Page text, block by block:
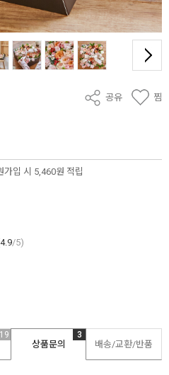
공유 찜
가입 시 5,460원 적립
4.9/5)
19
상품문의
3
배송/교환/반품